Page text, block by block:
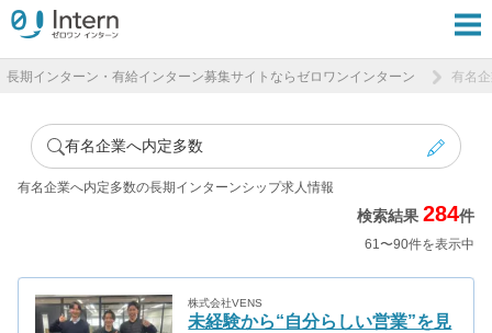
長期インターン・有給インターン募集サイトならゼロワンインターン 有名
有名企業へ内定多数
有名企業へ内定多数の長期インターンシップ求人情報
検索結果284件
61〜90件を表示中
株式会社VENS
未経験から“自分らしい営業”を見